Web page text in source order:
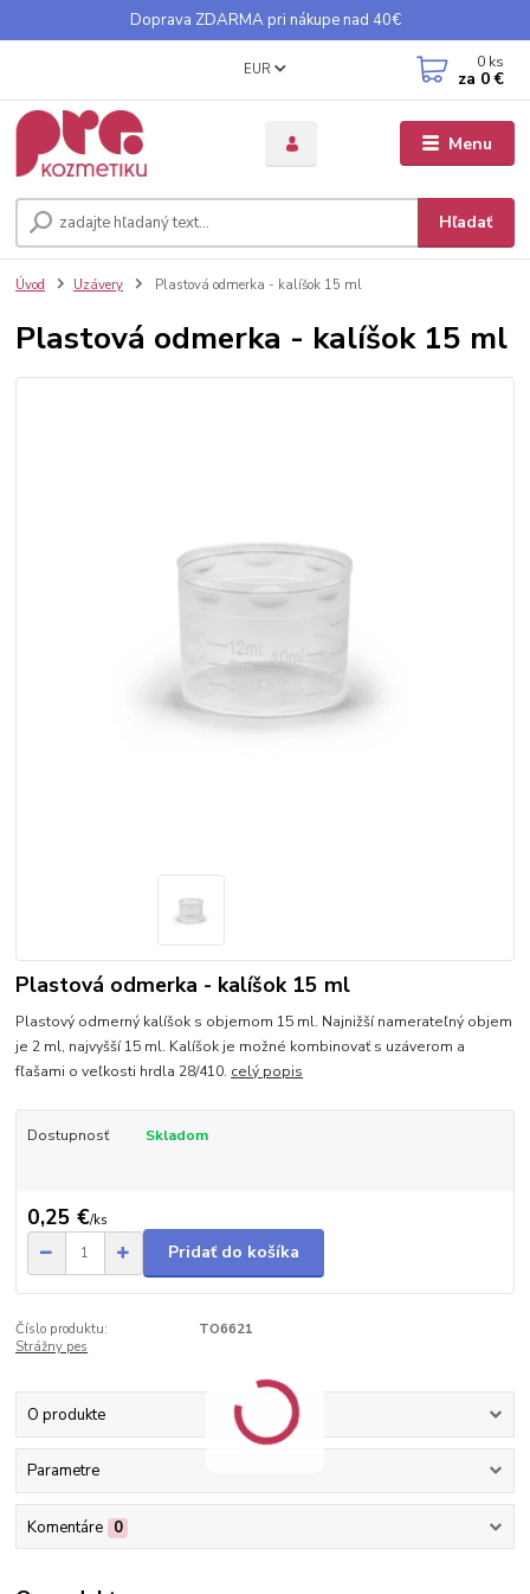
Doprava ZDARMA pri nákupe nad 40€
Menu
EUR
Hľadať
0 ks
za 0 €
Úvod Uzávery Plastová odmerka - kalíšok 15 ml
Plastová odmerka - kalíšok 15 ml
Plastová odmerka - kalíšok 15 ml
Plastový odmerný kalíšok s objemom 15 ml. Najnižší namerateľný objem
je 2 ml, najvyšší 15 ml. Kalíšok je možné kombinovať s uzáverom a
fľašami o veľkosti hrdla 28/410. celý popis
Dostupnosť Skladom
0,25 €/ks
Pridať do košíka
Číslo produktu:
TO6621
Strážny pes
O produkte
Parametre
Komentáre 0